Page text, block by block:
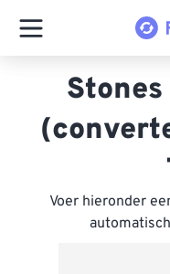
Voer hieronder